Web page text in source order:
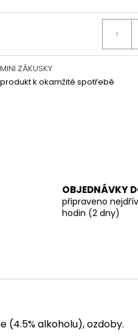
MINI ZÁKUSKY
produkt k okamžité spotřebě
OBJEDNÁVKY
připraveno
hodin (2 dny)
(4.5% alkoholu), ozdoby.